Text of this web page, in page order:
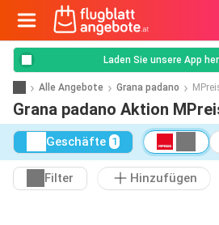
Laden Sie unsere App
Alle Angebote Grana padano
Grana padano Aktion
Geschäfte 1
Filter Hinzufügen